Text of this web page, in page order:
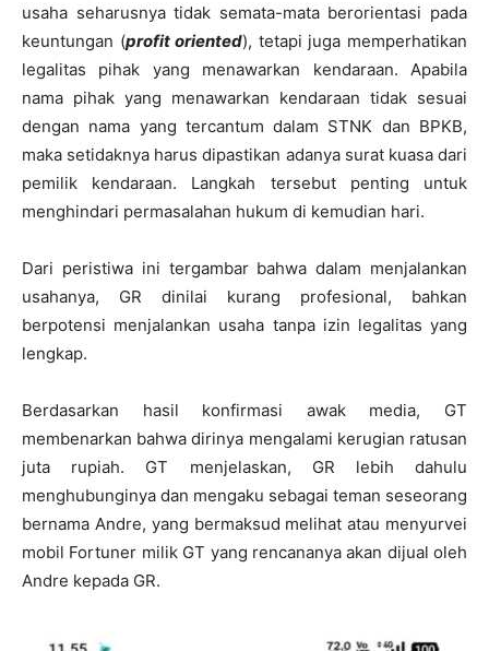
usaha seharusnya tidak semata-mata berorientasi pada
keuntungan (profit oriented), tetapi juga memperhatikan
legalitas pihak yang menawarkan kendaraan. Apabila
nama pihak yang menawarkan kendaraan tidak sesuai
dengan nama yang tercantum dalam STNK dan BPKB,
maka setidaknya harus dipastikan adanya surat kuasa dari
pemilik kendaraan. Langkah tersebut penting untuk
menghindari permasalahan hukum di kemudian hari.
Dari peristiwa ini tergambar bahwa dalam menjalankan
usahanya, GR dinilai kurang profesional, bahkan
berpotensi menjalankan usaha tanpa izin legalitas yang
lengkap.
Berdasarkan hasil konfirmasi awak media, GT
membenarkan bahwa dirinya mengalami kerugian ratusan
juta rupiah. GT menjelaskan, GR lebih dahulu
menghubunginya dan mengaku sebagai teman seseorang
bernama Andre, yang bermaksud melihat atau menyurvei
mobil Fortuner milik GT yang rencananya akan dijual oleh
Andre kepada GR.